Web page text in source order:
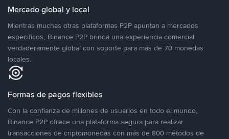
Mercado global y local
Mientras muchas otras plataformas P2P apuntan a mercados
específicos, Binance P2P brinda una experiencia comercial
verdaderamente global con soporte para más de 70 monedas
locales.
Formas de pagos flexibles
Con la confianza de millones de usuarios en todo el mundo,
Binance P2P ofrece una plataforma segura para realizar
transacciones de criptomonedas con más de 800 métodos de